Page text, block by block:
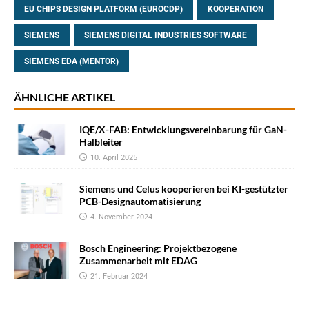
EU CHIPS DESIGN PLATFORM (EUROCDP) KOOPERATION
SIEMENS SIEMENS DIGITAL INDUSTRIES SOFTWARE
SIEMENS EDA (MENTOR)
ÄHNLICHE ARTIKEL
IQE/X-FAB: Entwicklungsvereinbarung für GaN-
Halbleiter
10. April 2025
Siemens und Celus kooperieren bei KI-gestützter
PCB-Designautomatisierung
4. November 2024
Bosch Engineering: Projektbezogene
Zusammenarbeit mit EDAG
21. Februar 2024